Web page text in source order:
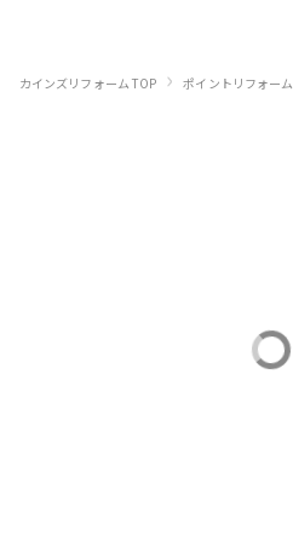
カインズリフォーム TOP › ポイントリフォーム